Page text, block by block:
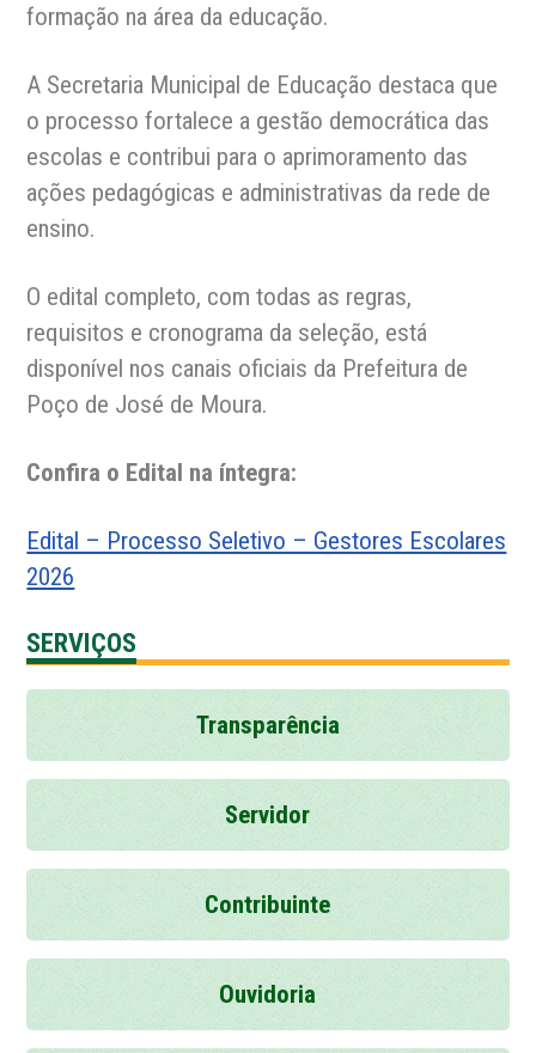
formação na área da educação.
A Secretaria Municipal de Educação destaca que
o processo fortalece a gestão democrática das
escolas e contribui para o aprimoramento das
ações pedagógicas e administrativas da rede de
ensino.
O edital completo, com todas as regras,
requisitos e cronograma da seleção, está
disponível nos canais oficiais da Prefeitura de
Poço de José de Moura.
Confira o Edital na íntegra:
Edital – Processo Seletivo – Gestores Escolares
2026
SERVIÇOS
Transparência
Servidor
Contribuinte
Ouvidoria